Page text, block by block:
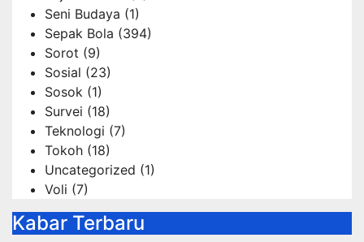
Seni Budaya (1)
Sepak Bola (394)
Sorot (9)
Sosial (23)
Sosok (1)
Survei (18)
Teknologi (7)
Tokoh (18)
Uncategorized (1)
Voli (7)
Kabar Terbaru